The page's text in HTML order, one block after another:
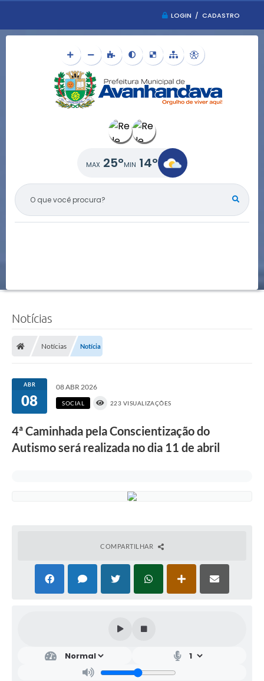
LOGIN / CADASTRO
O QUE VOCÊ PROCURA?
25° 14°
Notícias
Notícias Notícia
ABR
08
08 ABR 2026
SOCIAL 223 VISUALIZAÇÕES
4ª Caminhada pela Conscientização do
Autismo será realizada no dia 11 de abril
COMPARTILHAR